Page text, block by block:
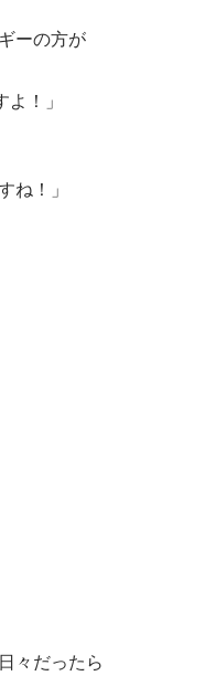
ーの方が
！」
ね！」
々だったら